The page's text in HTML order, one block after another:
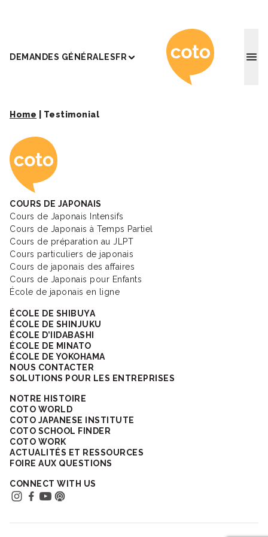
DEMANDES GÉNÉRALESFR Coto
Home Testimonial
Coto Academy -
COURS DE JAPONAIS
Cours de Japonais Intensifs
Cours de Japonais à Temps Partiel
Cours de préparation au JLPT
Cours particuliers de japonais
Cours de japonais des affaires
Cours de Japonais pour Enfants
École de japonais en ligne
ÉCOLE DE SHIBUYA
ÉCOLE DE SHINJUKU
ÉCOLE D’IIDABASHI
ÉCOLE DE MINATO
ÉCOLE DE YOKOHAMA
NOUS CONTACTER
SOLUTIONS POUR LES ENTREPRISES
NOTRE HISTOIRE
COTO WORLD
COTO JAPANESE INSTITUTE
COTO SCHOOL FINDER
COTO WORK
ACTUALITÉS ET RESSOURCES
FOIRE AUX QUESTIONS
CONNECT WITH US